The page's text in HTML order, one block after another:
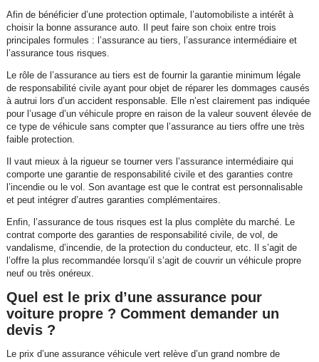
Afin de bénéficier d’une protection optimale, l’automobiliste a intérêt à
choisir la bonne assurance auto. Il peut faire son choix entre trois
principales formules : l’assurance au tiers, l’assurance intermédiaire et
l’assurance tous risques.
Le rôle de l’assurance au tiers est de fournir la garantie minimum légale
de responsabilité civile ayant pour objet de réparer les dommages causés
à autrui lors d’un accident responsable. Elle n’est clairement pas indiquée
pour l’usage d’un véhicule propre en raison de la valeur souvent élevée de
ce type de véhicule sans compter que l’assurance au tiers offre une très
faible protection.
Il vaut mieux à la rigueur se tourner vers l’assurance intermédiaire qui
comporte une garantie de responsabilité civile et des garanties contre
l’incendie ou le vol. Son avantage est que le contrat est personnalisable
et peut intégrer d’autres garanties complémentaires.
Enfin, l’assurance de tous risques est la plus complète du marché. Le
contrat comporte des garanties de responsabilité civile, de vol, de
vandalisme, d’incendie, de la protection du conducteur, etc. Il s’agit de
l’offre la plus recommandée lorsqu’il s’agit de couvrir un véhicule propre
neuf ou très onéreux.
Quel est le prix d’une assurance pour
voiture propre ? Comment demander un
devis ?
Le prix d’une assurance véhicule vert relève d’un grand nombre de